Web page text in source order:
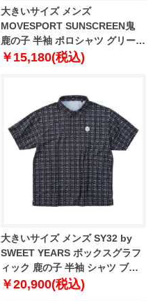
大きいサイズ メンズ
MOVESPORT SUNSCREEN鬼
鹿の子 半袖 ポロシャツ グリーン
1278-5231-4 3L 4L 5L 6L
￥15,180(税込)
大きいサイズ メンズ SY32 by
SWEET YEARS ボックスグラフ
ィック 鹿の子 半袖 シャツ ブラ
ック 1278-5218-2 3L 4L 5L 6L
￥20,900(税込)